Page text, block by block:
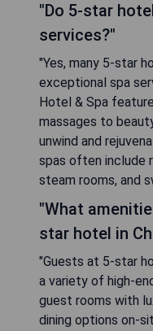
"Do 5-star
services?"
"Yes, many 5-star
exceptional spa
Hotel & Spa
massages to
unwind and
spas often include
steam rooms, and
"What
star hotel in
"Guests at 5-star
a variety of high-
guest rooms with
dining options on-